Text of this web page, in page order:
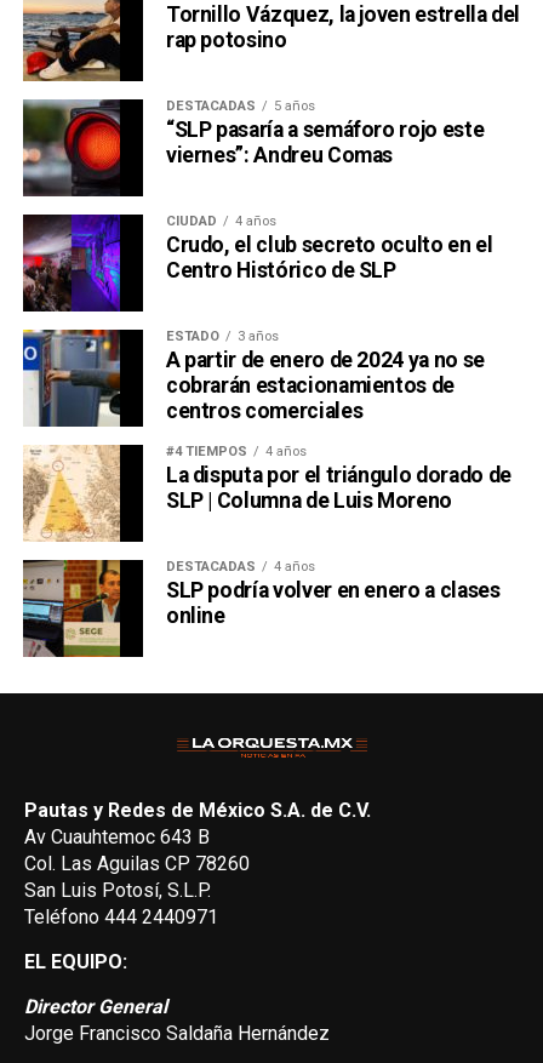
Tornillo Vázquez, la joven estrella del
rap potosino
DESTACADAS 5 años
“SLP pasaría a semáforo rojo este
viernes”: Andreu Comas
CIUDAD 4 años
Crudo, el club secreto oculto en el
Centro Histórico de SLP
ESTADO 3 años
A partir de enero de 2024 ya no se
cobrarán estacionamientos de
centros comerciales
#4 TIEMPOS 4 años
La disputa por el triángulo dorado de
SLP | Columna de Luis Moreno
DESTACADAS 4 años
SLP podría volver en enero a clases
online
Pautas y Redes de México S.A. de C.V.
Av Cuauhtemoc 643 B
Col. Las Aguilas CP 78260
San Luis Potosí, S.L.P.
Teléfono 444 2440971
EL EQUIPO:
Director General
Jorge Francisco Saldaña Hernández